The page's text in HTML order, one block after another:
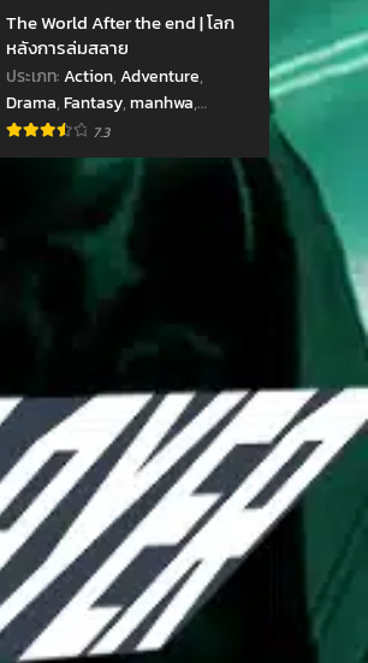
The World After the end | โลก
หลังการล่มสลาย
ประเภท:Action,Adventure,
Drama,Fantasy,manhwa,
Mystery,Shounen
7.3